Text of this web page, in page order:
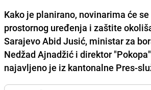
Kako je planirano, novinarima će
prostornog uređenja i zaštite
Sarajevo Abid Jusić, ministar za
Nedžad Ajnadžić i direktor
najavljeno je iz kantonalne Pres-